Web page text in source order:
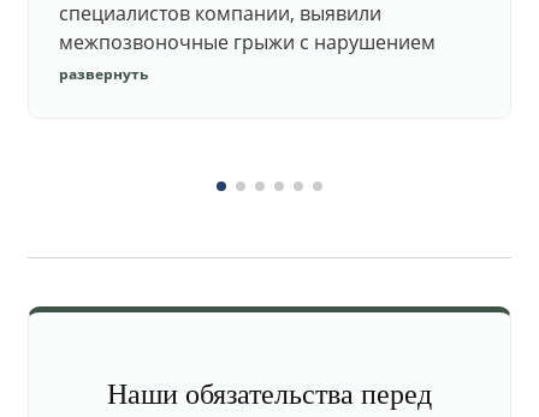
специалистов компании, выявили
межпозвоночные грыжи с нарушением
функций. Юристы подготовили документы,
развернуть
Наши обязательства перед